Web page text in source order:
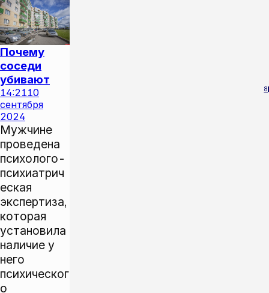
Почему
соседи
убивают
14:2110
сентября
2024
8
Мужчине
проведена
психолого-
психиатрич
еская
экспертиза,
которая
установила
наличие у
него
психическог
о